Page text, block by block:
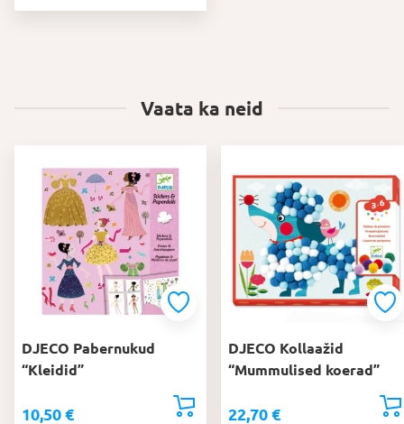
Vaata ka neid
DJECO Pabernukud
“Kleidid”
10,50 €
DJECO Kollaažid
“Mummulised koerad”
22,70 €